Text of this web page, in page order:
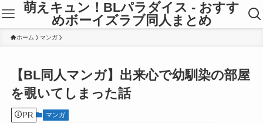
萌えキュン！BLパラダイス - おすす
めボーイズラブ同人まとめ
ホーム マンガ
【BL同人マンガ】出来心で幼馴染の部屋
を覗いてしまった話
PR
マンガ